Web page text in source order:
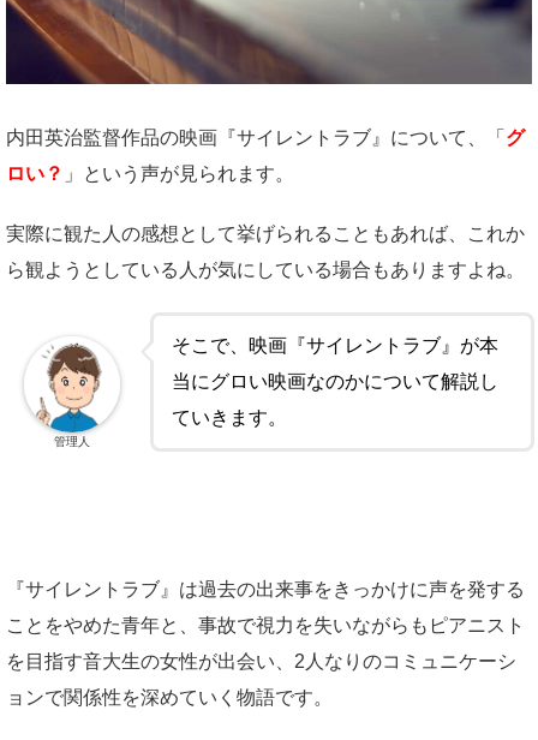
内田英治監督作品の映画『サイレントラブ』について、「 グ
ロい？ 」という声が見られます。
実際に観た人の感想として挙げられることもあれば、これか
ら観ようとしている人が気にしている場合もありますよね。
そこで、映画『サイレントラブ』が本
当にグロい映画なのかについて解説し
ていきます。
管理人
『サイレントラブ』は過去の出来事をきっかけに声を発する
ことをやめた青年と、事故で視力を失いながらもピアニスト
を目指す音大生の女性が出会い、2人なりのコミュニケーシ
ョンで関係性を深めていく物語です。